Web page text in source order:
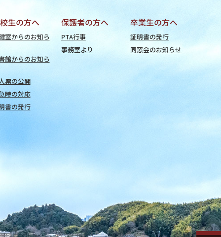
生の方へ
室からのお知ら
館からのお知ら
票の公開
時の対応
書の発行
保護者の方へ
PTA行事
事務室より
卒業生の方へ
証明書の発行
同窓会のお知らせ